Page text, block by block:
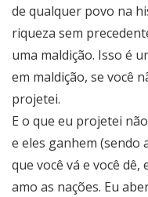
de qualquer povo na
riqueza sem
uma maldição. Isso é
em maldição, se você
projetei.
E o que eu projetei
e eles ganhem (sendo
que você vá e você dê,
amo as nações. Eu